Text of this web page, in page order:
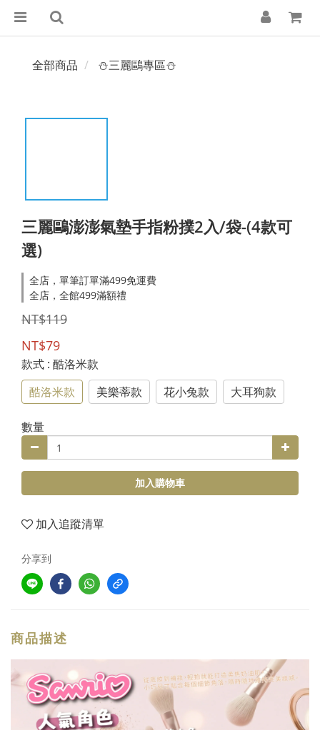
全部商品 ⛄三麗鷗專區⛄
三麗鷗澎澎氣墊手指粉撲2入/袋-(4款可
選)
全店，單筆訂單滿499免運費
全店，全館499滿額禮
NT$119
NT$79
款式 : 酷洛米款
酷洛米款
美樂蒂款 花小兔款 大耳狗款
數量
加入購物車
加入追蹤清單
分享到
商品描述